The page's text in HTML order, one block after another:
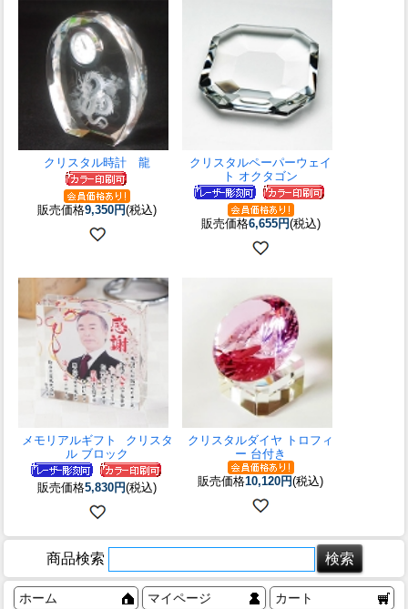
クリスタル時計 龍
販売価格9,350円(税込)
クリスタルペーパーウェイ
ト オクタゴン
販売価格6,655円(税込)
メモリアルギフト
クリスタ
ル ブロック
販売価格5,830円(税込)
クリスタルダイヤ トロフィ
ー 台付き
販売価格10,120円(税込)
商品検索
ホーム マイページ カート